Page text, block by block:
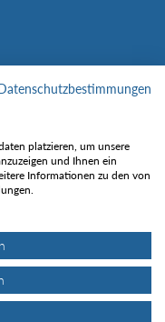
platzieren, um unsere
und Ihnen ein
Informationen zu den von